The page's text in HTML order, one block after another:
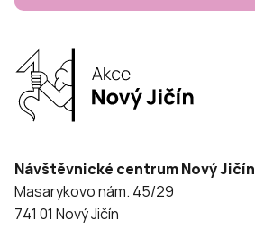
Návštěvnické centrum Nový Jičín
Masarykovo nám. 45/29
741 01 Nový Jičín